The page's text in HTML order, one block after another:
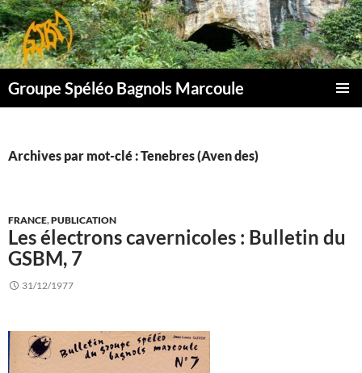
Aller
au
contenu
Groupe Spéléo Bagnols Marcoule
Archives par mot-clé : Tenebres (Aven des)
FRANCE,PUBLICATION
Les électrons cavernicoles : Bulletin du
GSBM, 7
31/12/1977